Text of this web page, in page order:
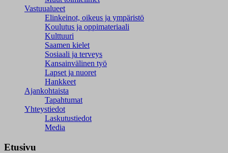
Vastuualueet
Elinkeinot, oikeus ja ympäristö
Koulutus ja oppimateriaali
Kulttuuri
Saamen kielet
Sosiaali ja terveys
Kansainvälinen työ
Lapset ja nuoret
Hankkeet
Ajankohtaista
Tapahtumat
Yhteystiedot
Laskutustiedot
Media
Etusivu